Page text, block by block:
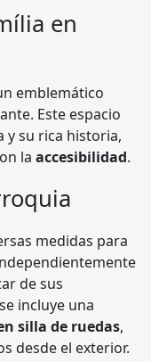
en
emblemático
Este espacio
y su rica historia,
la accesibilidad.
medidas para
de sus
incluye una
silla de ruedas,
desde el exterior.